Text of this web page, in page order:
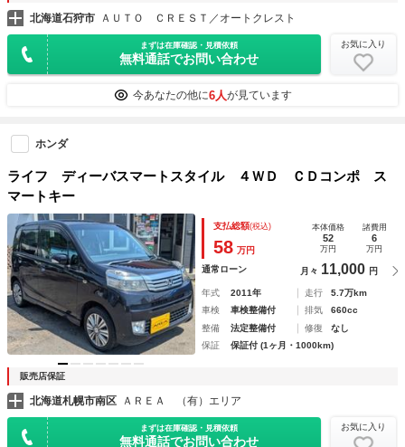
北海道石狩市 ＡＵＴＯ ＣＲＥＳＴ／オートクレスト
まずは在庫確認・見積依頼
無料通話でお問い合わせ
お気に入り
今あなたの他に6人が見ています
ホンダ
ライフ ディーバスマートスタイル ４ＷＤ ＣＤコンポ ス
マートキー
支払総額(税込)
58 万円
本体価格
52
万円
諸費用
6
万円
通常ローン 月々 11,000 円
年式 2011年 走行
5.7万km
車検
車検整備付 排気
660cc
整備
法定整備付 修復
なし
保証
保証付 (1ヶ月・1000km)
販売店保証
北海道札幌市南区 ＡＲＥＡ （有）エリア
まずは在庫確認・見積依頼
無料通話でお問い合わせ
お気に入り